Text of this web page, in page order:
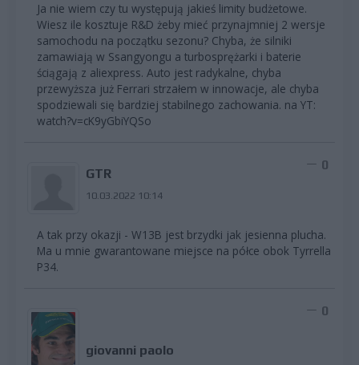
Ja nie wiem czy tu występują jakieś limity budżetowe.
Wiesz ile kosztuje R&D żeby mieć przynajmniej 2 wersje
samochodu na początku sezonu? Chyba, że silniki
zamawiają w Ssangyongu a turbosprężarki i baterie
ściągają z aliexpress. Auto jest radykalne, chyba
przewyższa już Ferrari strzałem w innowacje, ale chyba
spodziewali się bardziej stabilnego zachowania. na YT:
watch?v=cK9yGbiYQSo
GTR
10.03.2022 10:14
0
A tak przy okazji - W13B jest brzydki jak jesienna plucha.
Ma u mnie gwarantowane miejsce na półce obok Tyrrella
P34.
giovanni paolo
0